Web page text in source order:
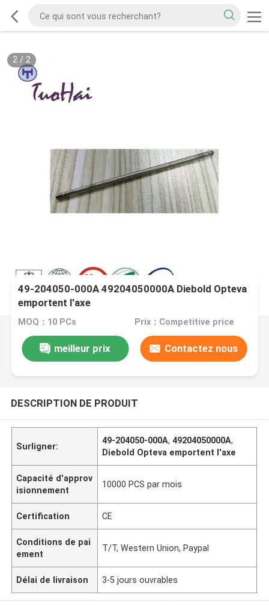
2/ 2
49-204050-000A 49204050000A Diebold Opteva
emportent l'axe
MOQ：10 PCs Prix：Competitive price
meilleur prix Contactez nous
DESCRIPTION DE PRODUIT
Surligner:
49-204050-000A,49204050000A,
Diebold Opteva emportent l'axe
Capacité d'approv
isionnement
10000 PCS par mois
Certification CE
Conditions de pai
ement
T/T, Western Union, Paypal
Délai de livraison 3-5 jours ouvrables